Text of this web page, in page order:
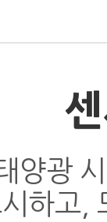
양광
하고,